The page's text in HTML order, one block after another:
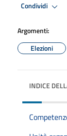
Condividi
Argomenti:
Elezioni
INDICE